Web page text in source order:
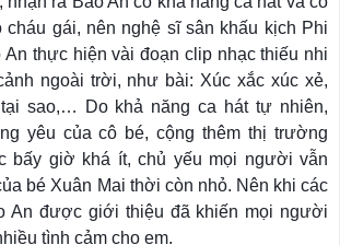
cháu gái, nên nghệ sĩ sân khấu kịch Phi
An thực hiện vài đoạn clip nhạc thiếu nhi
ngoài trời, như bài: Xúc xắc xúc xẻ,
sao,… Do khả năng ca hát tự nhiên,
yêu của cô bé, cộng thêm thị trường
bấy giờ khá ít, chủ yếu mọi người vẫn
bé Xuân Mai thời còn nhỏ. Nên khi các
An được giới thiệu đã khiến mọi người
tình cảm cho em.